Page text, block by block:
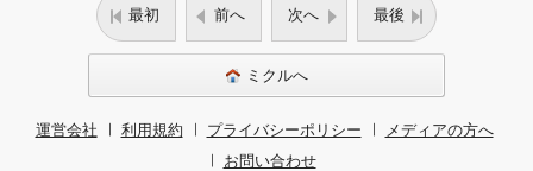
最初 前へ 次へ 最後
ミクルへ
運営会社 利用規約 プライバシーポリシー
メディアの方へ
お問い合わせ